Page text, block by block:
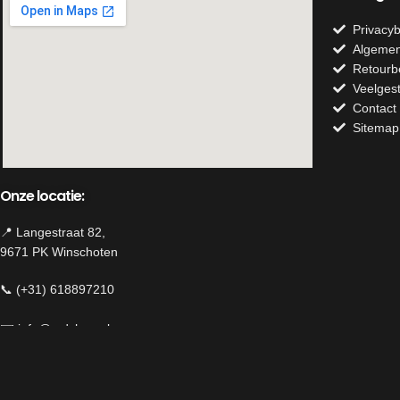
Onze locatie:
📍 Langestraat 82,
9671 PK Winschoten
📞 (+31) 618897210
✉️ info@mdshop.nl
Contact
Sitemap